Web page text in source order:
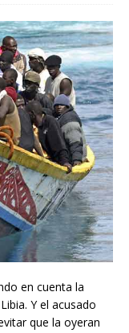
en cuenta la
Y el acusado
que la oyeran